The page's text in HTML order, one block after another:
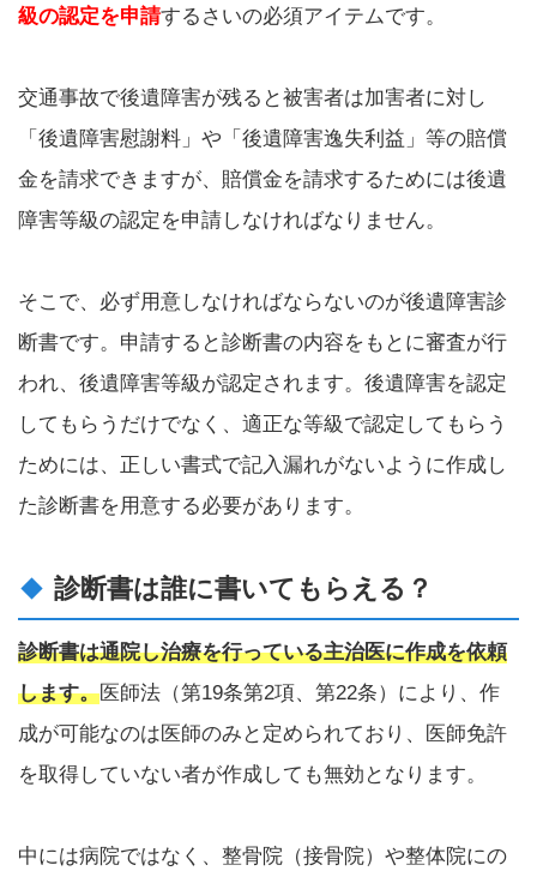
級の認定を申請するさいの必須アイテムです。
交通事故で後遺障害が残ると被害者は加害者に対し
「後遺障害慰謝料」や「後遺障害逸失利益」等の賠償
金を請求できますが、賠償金を請求するためには後遺
障害等級の認定を申請しなければなりません。
そこで、必ず用意しなければならないのが後遺障害診
断書です。申請すると診断書の内容をもとに審査が行
われ、後遺障害等級が認定されます。後遺障害を認定
してもらうだけでなく、適正な等級で認定してもらう
ためには、正しい書式で記入漏れがないように作成し
た診断書を用意する必要があります。
診断書は誰に書いてもらえる？
診断書は通院し治療を行っている主治医に作成を依頼
します。医師法（第19条第2項、第22条）により、作
成が可能なのは医師のみと定められており、医師免許
を取得していない者が作成しても無効となります。
中には病院ではなく、整骨院（接骨院）や整体院にの